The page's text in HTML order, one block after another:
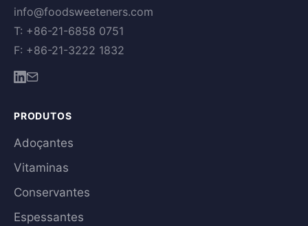
info@foodsweeteners.com
T: +86-21-6858 0751
F: +86-21-3222 1832
PRODUTOS
Adoçantes
Vitaminas
Conservantes
Espessantes